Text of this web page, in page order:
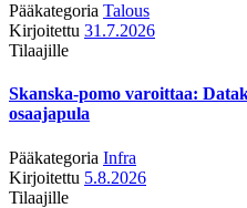
Pääkategoria Talous
Kirjoitettu 31.7.2026
Tilaajille
Skanska-pomo varoittaa:
osaajapula
Pääkategoria Infra
Kirjoitettu 5.8.2026
Tilaajille